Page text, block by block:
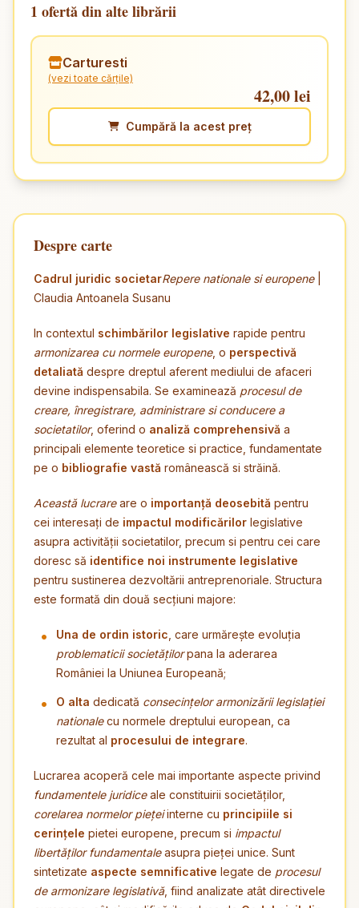
1 ofertă din alte librării
Carturesti
(vezi toate cărțile)
42,00 lei
Cumpără la acest preț
Despre carte
Cadrul juridic societarRepere nationale si europene|
Claudia Antoanela Susanu
In contextul schimbărilor legislative rapide pentru
armonizarea cu normele europene, o perspectivă
detaliată despre dreptul aferent mediului de afaceri
devine indispensabila. Se examinează procesul de
creare, înregistrare, administrare si conducere a
societatilor, oferind o analiză comprehensivă a
principali elemente teoretice si practice, fundamentate
pe o bibliografie vastă românească si străină.
Această lucrareare o importanță deosebită pentru
cei interesați de impactul modificărilor legislative
asupra activității societatilor, precum si pentru cei care
doresc să identifice noi instrumente legislative
pentru sustinerea dezvoltării antreprenoriale. Structura
este formată din două secțiuni majore:
Una de ordin istoric , care urmărește evoluția
problematicii societățilorpana la aderarea
României la Uniunea Europeană;
O alta dedicată consecințelor armonizării legislației
nationalecu normele dreptului european, ca
rezultat al procesului de integrare.
Lucrarea acoperă cele mai importante aspecte privind
fundamentele juridiceale constituirii societăților,
corelarea normelor piețeiinterne cu principiile si
cerințele pietei europene, precum si impactul
libertăților fundamentaleasupra pieței unice. Sunt
sintetizate aspecte semnificative legate de procesul
de armonizare legislativă, fiind analizate atât directivele